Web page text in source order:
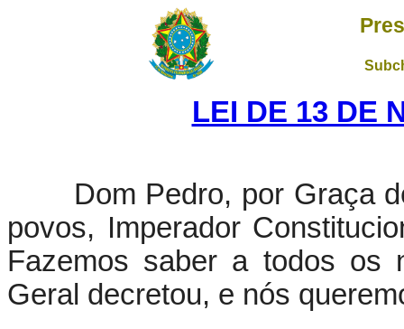
LEI DE 13 DE
Dom Pedro, por Graça
povos, Imperador
Fazemos saber a todos os
Geral decretou, e nós